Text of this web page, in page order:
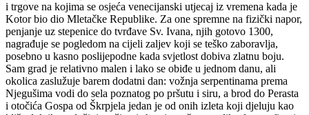
i trgove na kojima se osjeća venecijanski utjecaj iz vremena kada je
Kotor bio dio Mletačke Republike. Za one spremne na fizički napor,
penjanje uz stepenice do tvrđave Sv. Ivana, njih gotovo 1300,
nagrađuje se pogledom na cijeli zaljev koji se teško zaboravlja,
posebno u kasno poslijepodne kada svjetlost dobiva zlatnu boju.
Sam grad je relativno malen i lako se obiđe u jednom danu, ali
okolica zaslužuje barem dodatni dan: vožnja serpentinama prema
Njegušima vodi do sela poznatog po pršutu i siru, a brod do Perasta
i otočića Gospa od Škrpjela jedan je od onih izleta koji djeluju kao